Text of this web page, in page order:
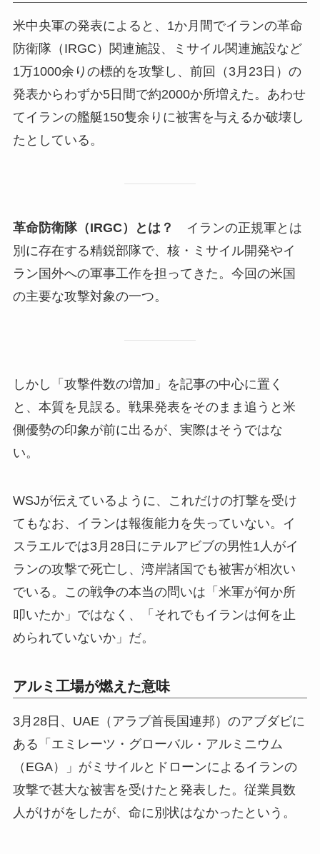
米中央軍の発表によると、1か月間でイランの革命
防衛隊（IRGC）関連施設、ミサイル関連施設など
1万1000余りの標的を攻撃し、前回（3月23日）の
発表からわずか5日間で約2000か所増えた。あわせ
てイランの艦艇150隻余りに被害を与えるか破壊し
たとしている。
革命防衛隊（IRGC）とは？
イランの正規軍とは
別に存在する精鋭部隊で、核・ミサイル開発やイ
ラン国外への軍事工作を担ってきた。今回の米国
の主要な攻撃対象の一つ。
しかし「攻撃件数の増加」を記事の中心に置く
と、本質を見誤る。戦果発表をそのまま追うと米
側優勢の印象が前に出るが、実際はそうではな
い。
WSJが伝えているように、これだけの打撃を受け
てもなお、イランは報復能力を失っていない。イ
スラエルでは3月28日にテルアビブの男性1人がイ
ランの攻撃で死亡し、湾岸諸国でも被害が相次い
でいる。この戦争の本当の問いは「米軍が何か所
叩いたか」ではなく、「それでもイランは何を止
められていないか」だ。
アルミ工場が燃えた意味
3月28日、UAE（アラブ首長国連邦）のアブダビに
ある「エミレーツ・グローバル・アルミニウム
（EGA）」がミサイルとドローンによるイランの
攻撃で甚大な被害を受けたと発表した。従業員数
人がけがをしたが、命に別状はなかったという。